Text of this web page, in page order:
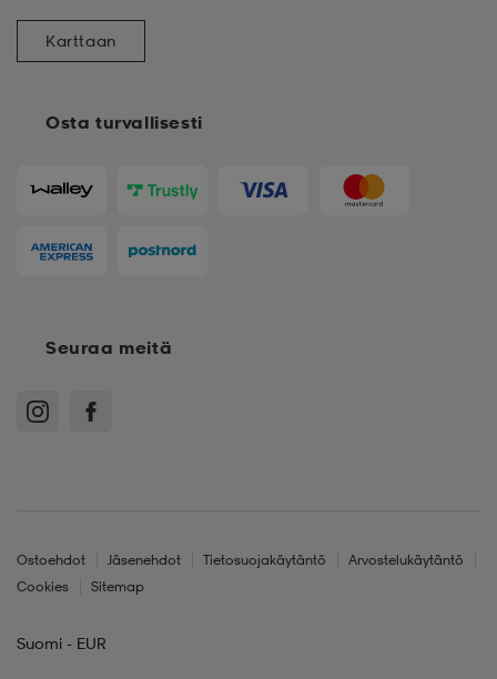
Osta turvallisesti
Karttaan
Seuraa meitä
Ostoehdot Jäsenehdot Tietosuojakäytäntö
Arvostelukäytäntö
Cookies
Sitemap
Suomi - EUR